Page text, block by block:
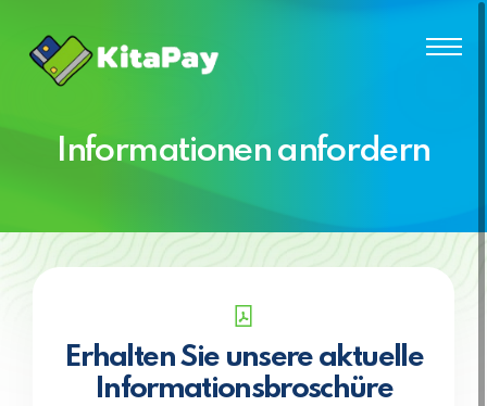
Informationen anfordern
Erhalten Sie unsere aktuelle
Informationsbroschüre